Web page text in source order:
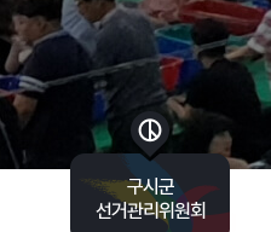
구시군
선거관리위원회
바로가기 목록 열기